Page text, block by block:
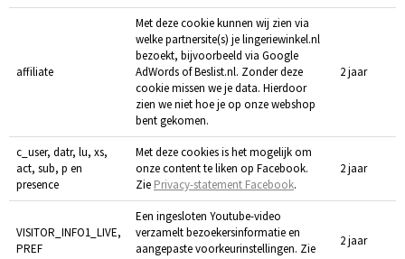
affiliate
Met deze cookie kunnen wij zien via
welke partnersite(s) je lingeriewinkel.nl
bezoekt, bijvoorbeeld via Google
AdWords of Beslist.nl. Zonder deze
cookie missen we je data. Hierdoor
zien we niet hoe je op onze webshop
bent gekomen.
2 jaar
c_user, datr, lu, xs,
act, sub, p en
presence
Met deze cookies is het mogelijk om
onze content te liken op Facebook.
Zie Privacy-statement Facebook.
2 jaar
VISITOR_INFO1_LIVE,
PREF
Een ingesloten Youtube-video
verzamelt bezoekersinformatie en
aangepaste voorkeurinstellingen. Zie
2 jaar